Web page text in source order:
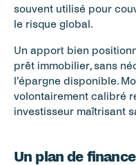
souvent utilisé pour
le risque global.
Un apport bien
prêt immobilier, sans
l’épargne disponible.
volontairement calibré
investisseur maîtrisant
Un plan de